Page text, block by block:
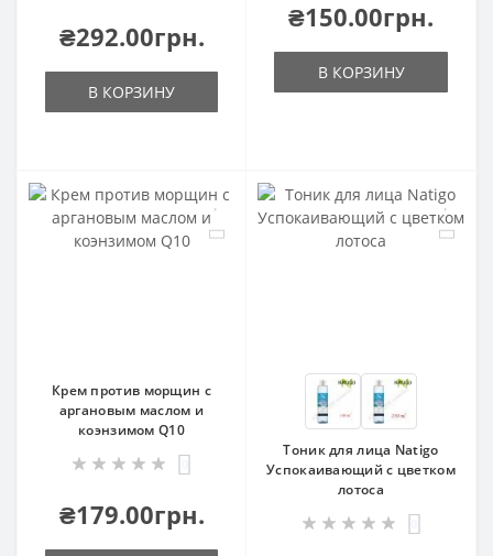
₴292.00грн.
В КОРЗИНУ
₴150.00грн.
В КОРЗИНУ
Крем против морщин с
аргановым маслом и
коэнзимом Q10
₴179.00грн.
Тоник для лица Natigo
Успокаивающий с цветком
лотоса